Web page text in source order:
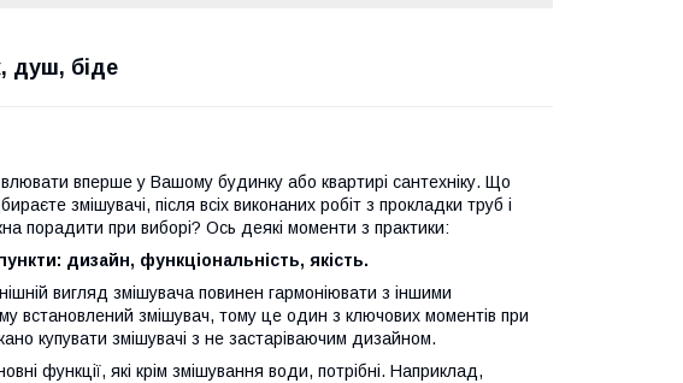
душ, біде
вперше у Вашому будинку або квартирі сантехніку. Що
змішувачі, після всіх виконаних робіт з прокладки труб і
порадити при виборі? Ось деякі моменти з практики:
дизайн, функціональність, якість.
вигляд змішувача повинен гармоніювати з іншими
встановлений змішувач, тому це один з ключових моментів при
купувати змішувачі з не застаріваючим дизайном.
функції, які крім змішування води, потрібні. Наприклад,